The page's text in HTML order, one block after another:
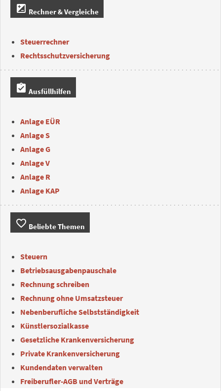
iso Rechner & Vergleiche
Steuerrechner
Rechtsschutzversicherung
assignment_turned_in Ausfüllhilfen
Anlage EÜR
Anlage S
Anlage G
Anlage V
Anlage R
Anlage KAP
favorite_border Beliebte Themen
Steuern
Betriebsausgabenpauschale
Rechnung schreiben
Rechnung ohne Umsatzsteuer
Nebenberufliche Selbstständigkeit
Künstlersozialkasse
Gesetzliche Krankenversicherung
Private Krankenversicherung
Kundendaten verwalten
Freiberufler-AGB und Verträge